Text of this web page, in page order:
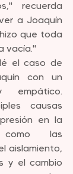
recuerda
a Joaquín
que toda
vacía."
el caso de
con un
empático.
causas
en la
como las
aislamiento,
y el cambio